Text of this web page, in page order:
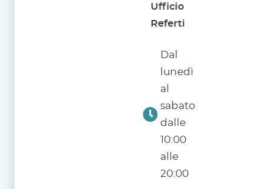
Ufficio
Referti
Dal
lunedì
al
sabato
dalle
10:00
alle
20:00